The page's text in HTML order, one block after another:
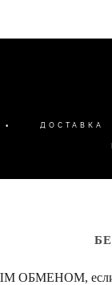
• ДОСТАВКА
если